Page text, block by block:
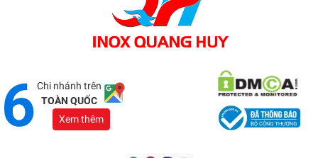
Showroom Đồng Nai
Địa chỉ: 1066 - QL 51 Tổ 3- Ấp Đồng- Phước Tân-
Chi nhánh trên
TOÀN QUỐC
Xem thêm